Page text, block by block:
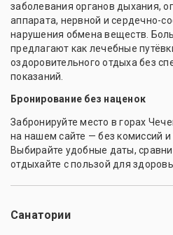
заболевания органов дыхания,
аппарата, нервной и сердечно-
нарушения обмена веществ.
предлагают как лечебные
оздоровительного отдыха без
показаний.
Бронирование без наценок
Забронируйте место в горах
на нашем сайте — без комиссий
Выбирайте удобные даты,
отдыхайте с пользой для
Санатории